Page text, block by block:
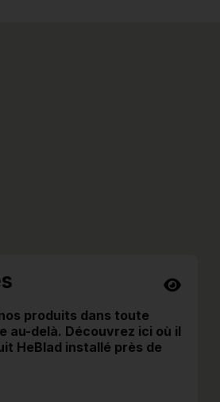
produits dans toute
au-delà. Découvrez ici où il
HeBlad installé près de